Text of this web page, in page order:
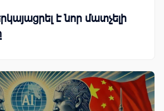
է նոր մատչելի